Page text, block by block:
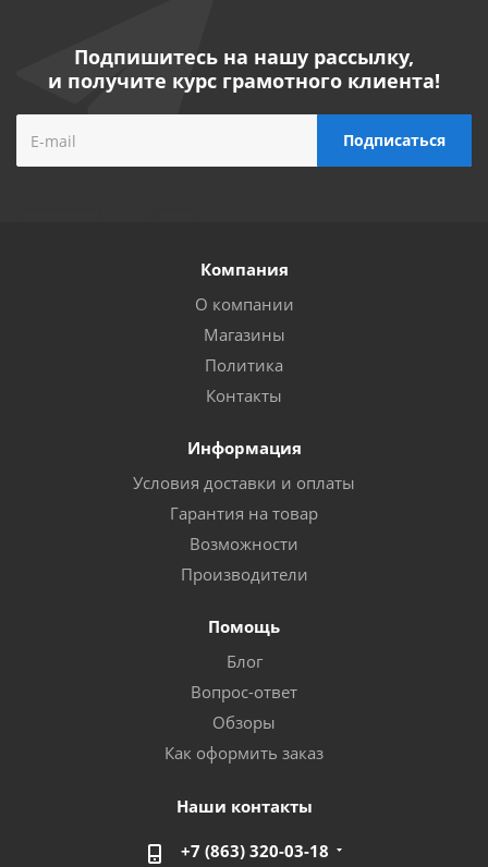
Подпишитесь на нашу рассылку,
и получите курс грамотного клиента!
Компания
О компании
Магазины
Политика
Контакты
Информация
Условия доставки и оплаты
Гарантия на товар
Возможности
Производители
Помощь
Блог
Вопрос-ответ
Обзоры
Как оформить заказ
Наши контакты
+7 (863) 320-03-18